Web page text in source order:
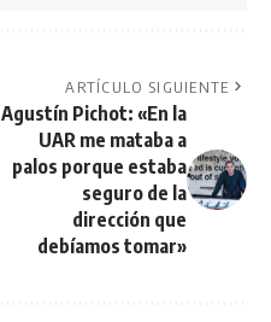
ARTÍCULO SIGUIENTE
Agustín Pichot: «En la
UAR me mataba a
palos porque estaba
seguro de la
dirección que
debíamos tomar»